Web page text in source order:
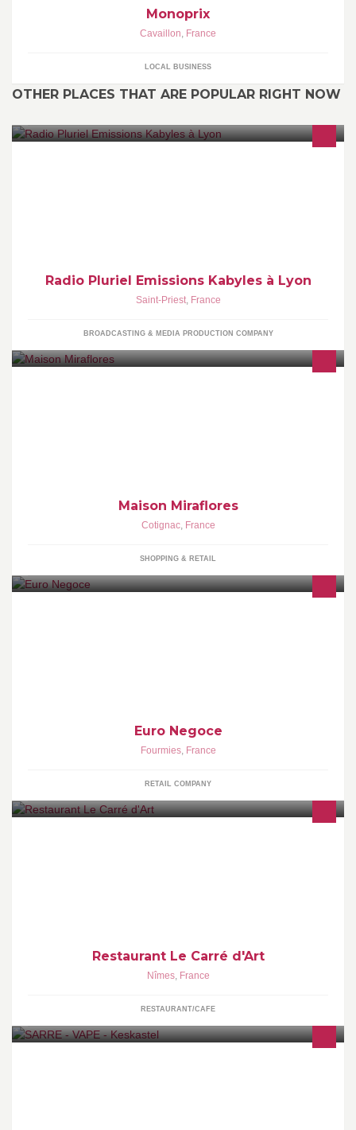
Monoprix
Cavaillon, France
LOCAL BUSINESS
OTHER PLACES THAT ARE POPULAR RIGHT NOW
Radio Pluriel Emissions Kabyles à Lyon
Saint-Priest, France
BROADCASTING & MEDIA PRODUCTION COMPANY
Maison Miraflores
Cotignac, France
SHOPPING & RETAIL
Euro Negoce
Fourmies, France
RETAIL COMPANY
Restaurant Le Carré d'Art
Nîmes, France
RESTAURANT/CAFE